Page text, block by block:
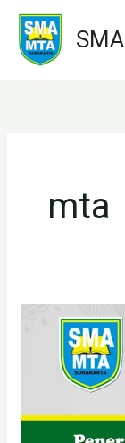
Skip
content
mta
Surakarta
2020/2021